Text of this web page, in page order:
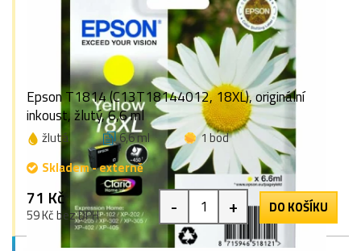
Epson T1814 (C13T18144012, 18XL), originální
inkoust, žlutý, 6,6 ml
žlutá 6,6 ml
1 bod
Skladem - externě
71 Kč
59 Kč bez DPH - + DO KOŠÍKU